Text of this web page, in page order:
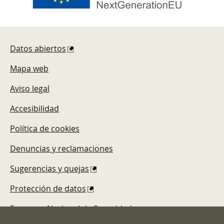
Datos abiertos
Mapa web
Aviso legal
Accesibilidad
Política de cookies
Denuncias y reclamaciones
Sugerencias y quejas
Protección de datos
Esquema Nacional de Seguridad